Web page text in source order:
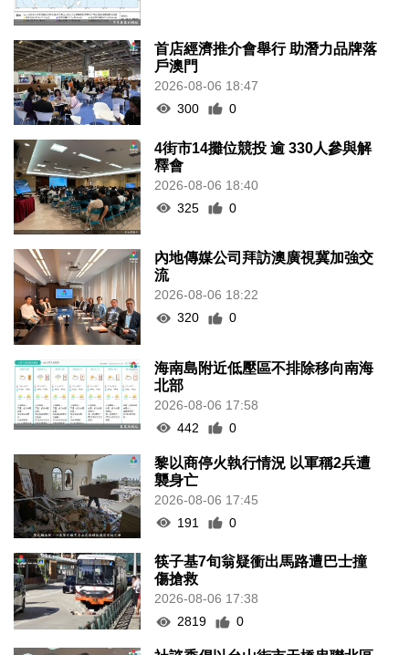
首店經濟推介會舉行 助潛力品牌落
戶澳門
2026-08-06 18:47
300
0
4街市14攤位競投 逾 330人參與解
釋會
2026-08-06 18:40
325
0
內地傳媒公司拜訪澳廣視冀加強交
流
2026-08-06 18:22
320
0
海南島附近低壓區不排除移向南海
北部
2026-08-06 17:58
442
0
黎以商停火執行情況 以軍稱2兵遭
襲身亡
2026-08-06 17:45
191
0
筷子基7旬翁疑衝出馬路遭巴士撞
傷搶救
2026-08-06 17:38
2819
0